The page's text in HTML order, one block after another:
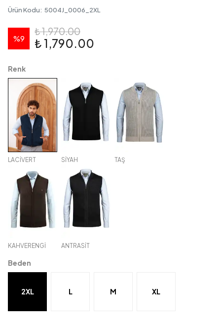
Ürün Kodu: 5004J_0006_2XL
%9
₺ 1,970.00
₺ 1,790.00
Renk
LACİVERT SİYAH TAŞ
KAHVERENGİ ANTRASİT
Beden
2XL L M XL